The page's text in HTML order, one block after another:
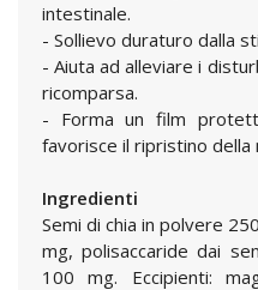
intestinale.
- Sollievo duraturo dalla
- Aiuta ad alleviare i
ricomparsa.
- Forma un film
favorisce il ripristino della
Ingredienti
Semi di chia in polvere
mg, polisaccaride dai
100 mg. Eccipienti: